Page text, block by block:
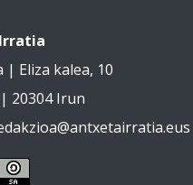
| Eliza kalea, 10
20304 Irun